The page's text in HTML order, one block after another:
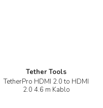
Tether Tools
TetherPro HDMI 2.0 to HDMI
2.0 4.6 m Kablo